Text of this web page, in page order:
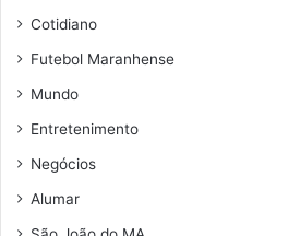
Cotidiano
Futebol Maranhense
Mundo
Entretenimento
Negócios
Alumar